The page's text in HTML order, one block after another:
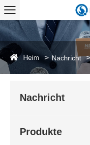
Heim Nachricht
Nachricht
Produkte